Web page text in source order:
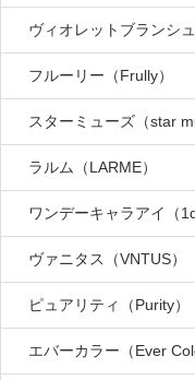
ヴィオレットブランシ
フルーリー（Frully）
スターミューズ（star
ラルム（LARME）
ワンデーキャラアイ（
ヴァニタス（VNTUS）
ピュアリティ（Purity）
エバーカラー（Ever